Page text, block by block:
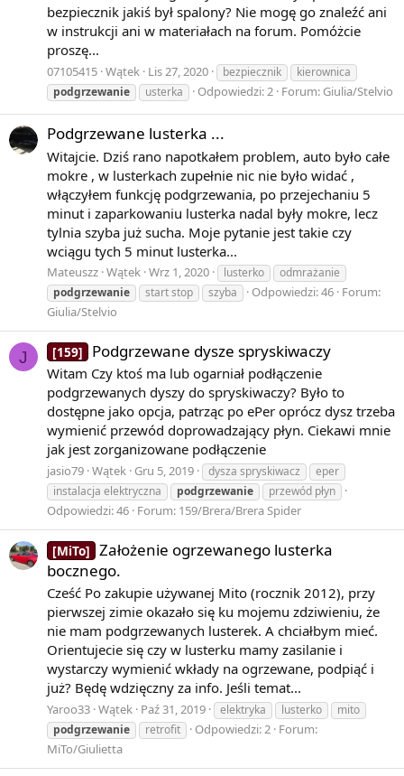
bezpiecznik jakiś był spalony? Nie mogę go znaleźć ani
w instrukcji ani w materiałach na forum. Pomóżcie
proszę...
07105415 Wątek Lis 27, 2020 bezpiecznik
kierownica
podgrzewanie
usterka Odpowiedzi: 2 Forum: Giulia/Stelvio
Podgrzewane lusterka ...
Witajcie. Dziś rano napotkałem problem, auto było całe
mokre , w lusterkach zupełnie nic nie było widać ,
włączyłem funkcję podgrzewania, po przejechaniu 5
minut i zaparkowaniu lusterka nadal były mokre, lecz
tylnia szyba już sucha. Moje pytanie jest takie czy
wciągu tych 5 minut lusterka...
Mateuszz Wątek Wrz 1, 2020 lusterko
odmrażanie
podgrzewanie
start stop szyba Odpowiedzi: 46 Forum:
Giulia/Stelvio
J [159] Podgrzewane dysze spryskiwaczy
Witam Czy ktoś ma lub ogarniał podłączenie
podgrzewanych dyszy do spryskiwaczy? Było to
dostępne jako opcja, patrząc po ePer oprócz dysz trzeba
wymienić przewód doprowadzający płyn. Ciekawi mnie
jak jest zorganizowane podłączenie
jasio79 Wątek Gru 5, 2019 dysza spryskiwacz
eper
instalacja elektryczna
podgrzewanie przewód płyn
Odpowiedzi: 46 Forum: 159/Brera/Brera Spider
[MiTo] Założenie ogrzewanego lusterka
bocznego.
Cześć Po zakupie używanej Mito (rocznik 2012), przy
pierwszej zimie okazało się ku mojemu zdziwieniu, że
nie mam podgrzewanych lusterek. A chciałbym mieć.
Orientujecie się czy w lusterku mamy zasilanie i
wystarczy wymienić wkłady na ogrzewane, podpiąć i
już? Będę wdzięczny za info. Jeśli temat...
Yaroo33 Wątek Paź 31, 2019 elektryka lusterko
mito
podgrzewanie
retrofit Odpowiedzi: 2 Forum:
MiTo/Giulietta